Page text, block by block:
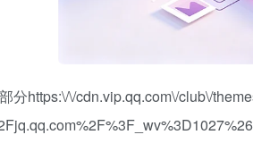
分https:\/\/cdn.vip.qq.com\/club\/